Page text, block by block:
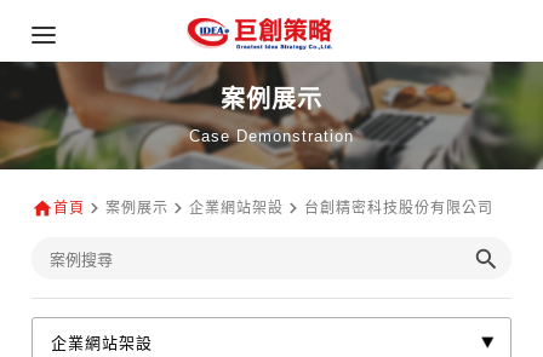
案例展示
Case Demonstration
首頁 案例展示 企業網站架設 台創精密科技股份有限公司